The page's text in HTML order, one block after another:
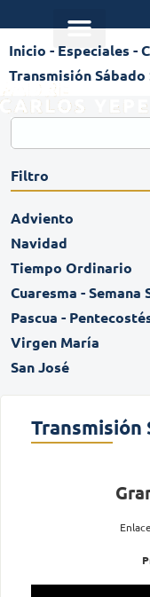
Inicio - Especiales -
Transmisión Sábado
Filtro
Adviento
Navidad
Tiempo Ordinario
Cuaresma - Semana
Pascua -
Virgen María
San José
Transmisión